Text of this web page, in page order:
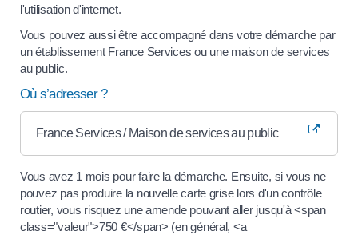
l'utilisation d'internet.
Vous pouvez aussi être accompagné dans votre démarche par
un établissement France Services ou une maison de services
au public.
Où s’adresser ?
France Services / Maison de services au public
Vous avez 1 mois pour faire la démarche. Ensuite, si vous ne
pouvez pas produire la nouvelle carte grise lors d'un contrôle
routier, vous risquez une amende pouvant aller jusqu'à <span
class="valeur">750 €</span> (en général, <a